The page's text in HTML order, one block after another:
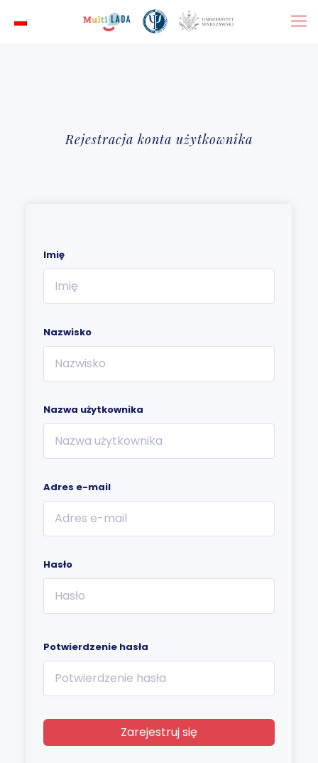
Rejestracja konta użytkownika
Imię
Nazwisko
Nazwa użytkownika
Adres e-mail
Hasło
Potwierdzenie hasła
Zarejestruj się